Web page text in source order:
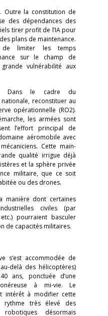
. Outre la constitution de
des dépendances des
tirer profit de l’IA pour
plans de maintenance.
de limiter les temps
sur le champ de
vulnérabilité aux
Dans le cadre du
reconstituer au
opérationnelle (RO2).
les armées sont
l’effort principal de
aéromobile avec
Cette main-
qualité irrigue déjà
et la sphère privée
militaire, que ce soit
ou des drones.
manière dont certaines
civiles (par
pourraient basculer
de capacités militaires.
s’est accommodée de
delà des hélicoptères)
ans, ponctuée d’une
à mi-vie. Le
intérêt à modifier cette
très élevé des
désormais